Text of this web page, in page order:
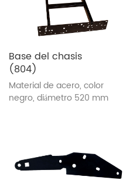
Base del chasis
(804)
Material de acero, color
negro, diámetro 520 mm